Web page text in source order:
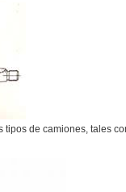
de camiones, tales